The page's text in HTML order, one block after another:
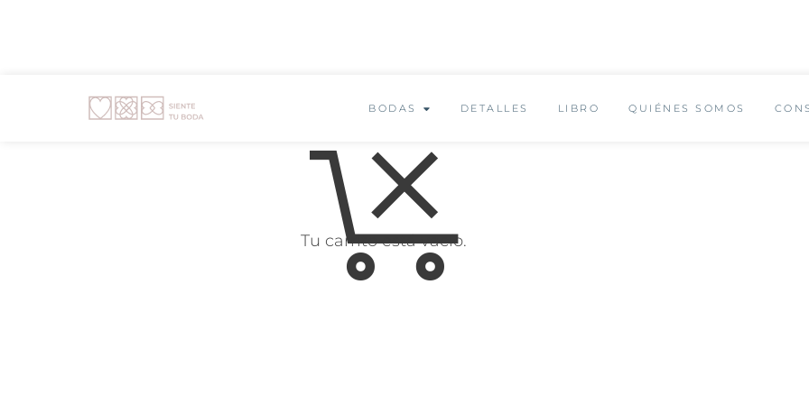
BODAS DETALLES LIBRO QUIÉNES SOMOS
Tu carrito está vacío.